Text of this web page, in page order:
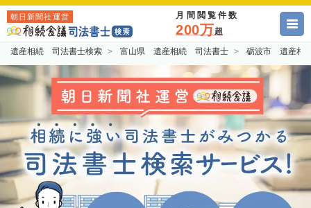
朝日新聞社運営 月間閲覧件数
200万超
遺産相続 司法書士検索 富山県 遺産相続 司法書士 砺波市 遺産相